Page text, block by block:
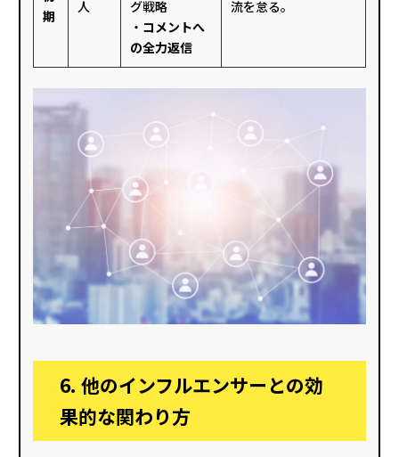
期
人
グ戦略
・ コメントへ
の全力返信
流を怠る。
6. 他のインフルエンサーとの効
果的な関わり方